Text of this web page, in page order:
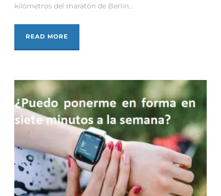
kilómetros del maratón de Berlín...
READ MORE